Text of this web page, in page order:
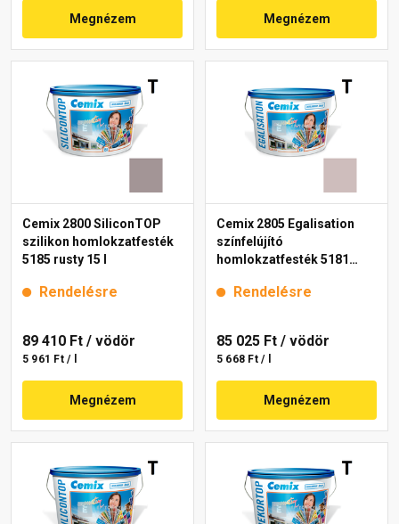
Megnézem Megnézem
Cemix 2800 SiliconTOP
szilikon homlokzatfesték
5185 rusty 15 l
Rendelésre
89 410 Ft / vödör
5 961 Ft / l
Megnézem
Cemix 2805 Egalisation
színfelújító
homlokzatfesték 5181
Rendelésre
85 025 Ft / vödör
5 668 Ft / l
Megnézem